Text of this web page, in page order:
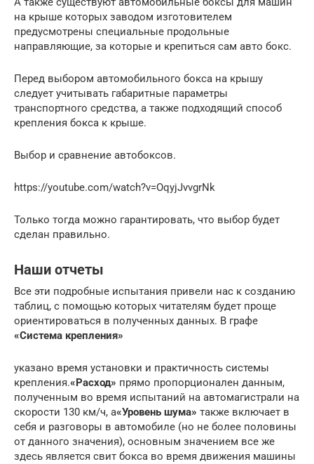
на крыше которых заводом изготовителем
предусмотрены специальные продольные
направляющие, за которые и крепиться сам авто бокс.
Перед выбором автомобильного бокса на крышу
следует учитывать габаритные параметры
транспортного средства, а также подходящий способ
крепления бокса к крыше.
Выбор и сравнение автобоксов.
https://youtube.com/watch?v=OqyjJvvgrNk
Только тогда можно гарантировать, что выбор будет
сделан правильно.
Наши отчеты
Все эти подробные испытания привели нас к созданию
таблиц, с помощью которых читателям будет проще
ориентироваться в полученных данных. В графе
«Система крепления»
указано время установки и практичность системы
крепления.«Расход» прямо пропорционален данным,
полученным во время испытаний на автомагистрали на
скорости 130 км/ч, а«Уровень шума» также включает в
себя и разговоры в автомобиле (но не более половины
от данного значения), основным значением все же
здесь является свит бокса во время движения машины